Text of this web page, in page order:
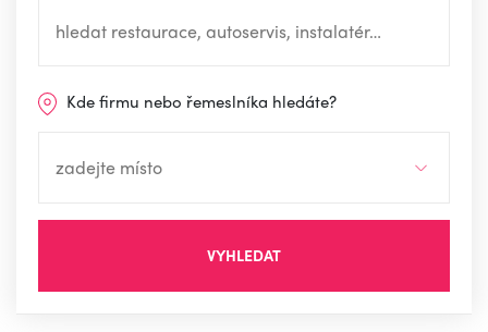
Kde firmu nebo řemeslníka hledáte?
VYHLEDAT